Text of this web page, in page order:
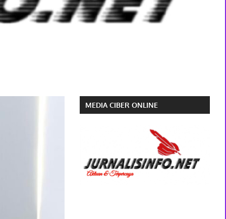
MEDIA CIBER ONLINE